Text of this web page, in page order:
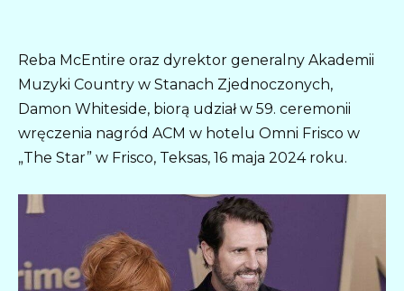
Reba McEntire oraz dyrektor generalny Akademii
Muzyki Country w Stanach Zjednoczonych,
Damon Whiteside, biorą udział w 59. ceremonii
wręczenia nagród ACM w hotelu Omni Frisco w
„The Star” w Frisco, Teksas, 16 maja 2024 roku.